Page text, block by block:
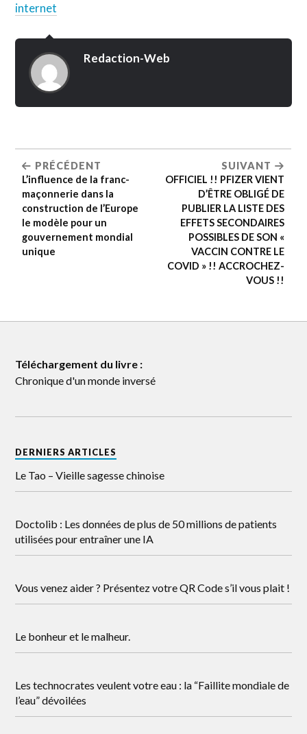
internet
Redaction-Web
PRÉCÉDENT
L’influence de la franc-
maçonnerie dans la
construction de l’Europe
le modèle pour un
gouvernement mondial
unique
SUIVANT
OFFICIEL !! PFIZER VIENT
D’ÊTRE OBLIGÉ DE
PUBLIER LA LISTE DES
EFFETS SECONDAIRES
POSSIBLES DE SON «
VACCIN CONTRE LE
COVID » !! ACCROCHEZ-
VOUS !!
Téléchargement du livre :
Chronique d'un monde inversé
DERNIERS ARTICLES
Le Tao – Vieille sagesse chinoise
Doctolib : Les données de plus de 50 millions de patients
utilisées pour entraîner une IA
Vous venez aider ? Présentez votre QR Code s’il vous plait !
Le bonheur et le malheur.
Les technocrates veulent votre eau : la “Faillite mondiale de
l’eau” dévoilées